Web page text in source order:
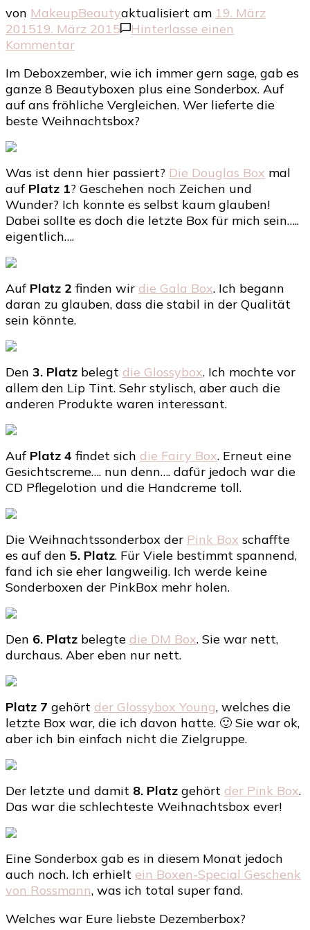
von MakeupBeautyaktualisiert am 19. März
201519. März 2015
Hinterlasse einen
Kommentarzu
Kampf
der
Beautyboxen
im
Im Deboxzember, wie ich immer gern sage, gab es
ganze 8 Beautyboxen plus eine Sonderbox. Auf
auf ans fröhliche Vergleichen. Wer lieferte die
beste Weihnachtsbox?
Was ist denn hier passiert? Die Douglas Box mal
auf Platz 1? Geschehen noch Zeichen und
Wunder? Ich konnte es selbst kaum glauben!
Dabei sollte es doch die letzte Box für mich sein…..
eigentlich….
Auf Platz 2 finden wir die Gala Box. Ich begann
daran zu glauben, dass die stabil in der Qualität
sein könnte.
Den 3. Platz belegt die Glossybox. Ich mochte vor
allem den Lip Tint. Sehr stylisch, aber auch die
anderen Produkte waren interessant.
Auf Platz 4 findet sich die Fairy Box. Erneut eine
Gesichtscreme…. nun denn…. dafür jedoch war die
CD Pflegelotion und die Handcreme toll.
Die Weihnachtssonderbox der Pink Box schaffte
es auf den 5. Platz. Für Viele bestimmt spannend,
fand ich sie eher langweilig. Ich werde keine
Sonderboxen der PinkBox mehr holen.
Den 6. Platz belegte die DM Box. Sie war nett,
durchaus. Aber eben nur nett.
Platz 7 gehört der Glossybox Young, welches die
letzte Box war, die ich davon hatte. 🙂 Sie war ok,
aber ich bin einfach nicht die Zielgruppe.
Der letzte und damit 8. Platz gehört der Pink Box.
Das war die schlechteste Weihnachtsbox ever!
Eine Sonderbox gab es in diesem Monat jedoch
auch noch. Ich erhielt ein Boxen-Special Geschenk
von Rossmann, was ich total super fand.
Welches war Eure liebste Dezemberbox?